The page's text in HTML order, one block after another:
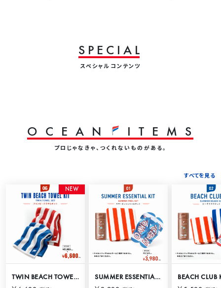
RANKING
S P E C A L
スペシャルコンテンツ
O C E A N T E M S
プロじゃなきゃ、つくれないものがある。
すべてを見る
N EW
TWIN BEACH TOWEL KIT
SUMMER ESSENTIAL KIT
BEACH CLUB